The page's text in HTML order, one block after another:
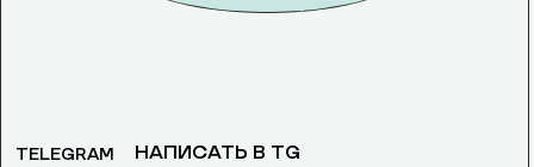
TELEGRAM НАПИСАТЬ В TG